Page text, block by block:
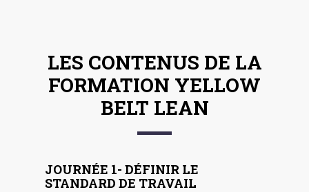
LES CONTENUS DE LA
FORMATION YELLOW
BELT LEAN
JOURNÉE 1- DÉFINIR LE
STANDARD DE TRAVAIL